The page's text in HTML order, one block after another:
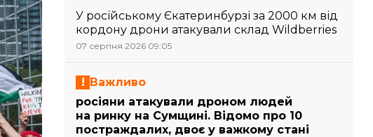
У російському Єкатеринбурзі за 2000 км від
кордону дрони атакували склад Wildberries
07 серпня 2026 09:05
Важливо
росіяни атакували дроном людей
на ринку на Сумщині. Відомо про 10
постраждалих, двоє у важкому стані